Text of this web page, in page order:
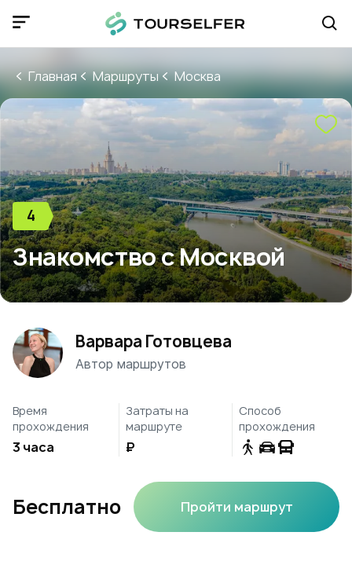
Главная Маршруты Москва
4
Знакомство с Москвой
Варвара Готовцева
Автор маршрутов
Время
прохождения
3 часа
Затраты на
маршруте
₽
Способ
прохождения
Бесплатно Пройти маршрут